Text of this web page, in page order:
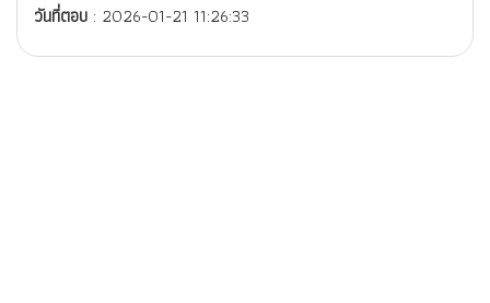
วันที่ตอบ : 2026-01-21 11:26:33